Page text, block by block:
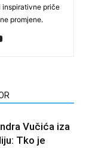
inspirativne priče
promjene.
Vučića iza
Tko je